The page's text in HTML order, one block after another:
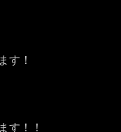
す！
す！！